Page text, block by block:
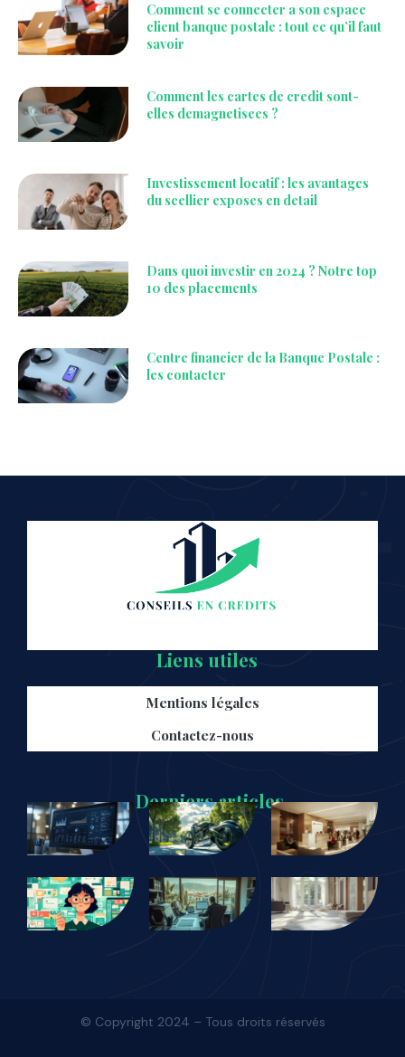
Comment se connecter a son espace
client banque postale : tout ce qu’il faut
savoir
Comment les cartes de credit sont-
elles demagnetisees ?
Investissement locatif : les avantages
du scellier exposes en detail
Dans quoi investir en 2024 ? Notre top
10 des placements
Centre financier de la Banque Postale :
les contacter
Liens utiles
Mentions légales
Contactez-nous
Derniers articles
© Copyright 2024 – Tous droits réservés